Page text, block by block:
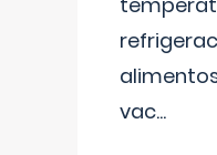
vac...